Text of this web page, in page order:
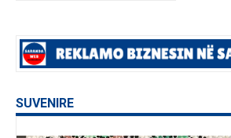
SUVENIRE